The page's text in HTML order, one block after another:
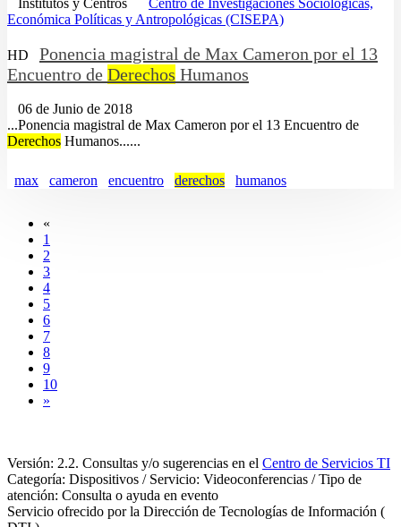
Institutos y Centros
Centro de Investigaciones Sociológicas,
Económica Políticas y Antropológicas (CISEPA)
HD
Ponencia magistral de Max Cameron por el 13
Encuentro de Derechos Humanos
06 de Junio de 2018
...Ponencia magistral de Max Cameron por el 13 Encuentro de
Derechos Humanos......
max cameron encuentro derechos humanos
«
1
2
3
4
5
6
7
8
9
10
»
Versión: 2.2. Consultas y/o sugerencias en el Centro de Servicios TI
Categoría: Dispositivos / Servicio: Videoconferencias / Tipo de
atención: Consulta o ayuda en evento
Servicio ofrecido por la Dirección de Tecnologías de Información (